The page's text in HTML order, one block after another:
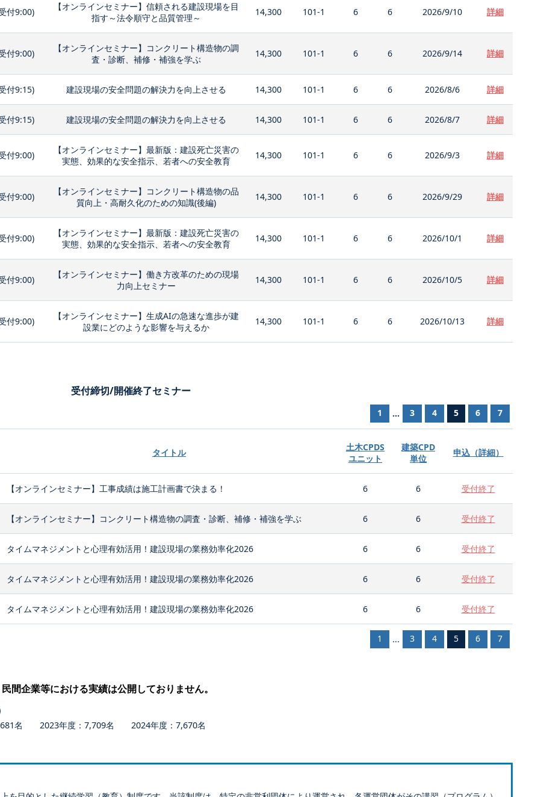
付9:00)
【オンラインセミナー】信頼される建設現場を目
指す～法令順守と品質管理～
14,300 101-1 6 6 2026/9/10 詳細
付9:00)
【オンラインセミナー】コンクリート構造物の調
査・診断、補修・補強を学ぶ
14,300 101-1 6 6 2026/9/14 詳細
付9:15) 建設現場の安全問題の解決力を向上させる 14,300 101-1 6 6 2026/8/6 詳細
付9:15) 建設現場の安全問題の解決力を向上させる 14,300 101-1 6 6 2026/8/7 詳細
付9:00)
【オンラインセミナー】最新版：建設死亡災害の
実態、効果的な安全指示、若者への安全教育
14,300 101-1 6 6 2026/9/3 詳細
付9:00)
【オンラインセミナー】コンクリート構造物の品
質向上・高耐久化のための知識(後編)
14,300 101-1 6 6 2026/9/29 詳細
付9:00)
【オンラインセミナー】最新版：建設死亡災害の
実態、効果的な安全指示、若者への安全教育
14,300 101-1 6 6 2026/10/1 詳細
付9:00)
【オンラインセミナー】働き方改革のための現場
力向上セミナー
14,300 101-1 6 6 2026/10/5 詳細
付9:00)
【オンラインセミナー】生成AIの急速な進歩が建
設業にどのような影響を与えるか
14,300 101-1 6 6 2026/10/13 詳細
受付締切/開催終了セミナー
1 ... 3 4 5 6 7
タイトル
土木CPDS
ユニット
建築CPD
単位
申込（詳細）
【オンラインセミナー】工事成績は施工計画書で決まる！ 6 6 受付終了
【オンラインセミナー】コンクリート構造物の調査・診断、補修・補強を学ぶ 6 6 受付終了
タイムマネジメントと心理有効活用！建設現場の業務効率化2026 6 6 受付終了
タイムマネジメントと心理有効活用！建設現場の業務効率化2026 6 6 受付終了
タイムマネジメントと心理有効活用！建設現場の業務効率化2026 6 6 受付終了
1 ... 3 4 5 6 7
間企業等における実績は公開しておりません。
名 2023年度：7,709名 2024年度：7,670名